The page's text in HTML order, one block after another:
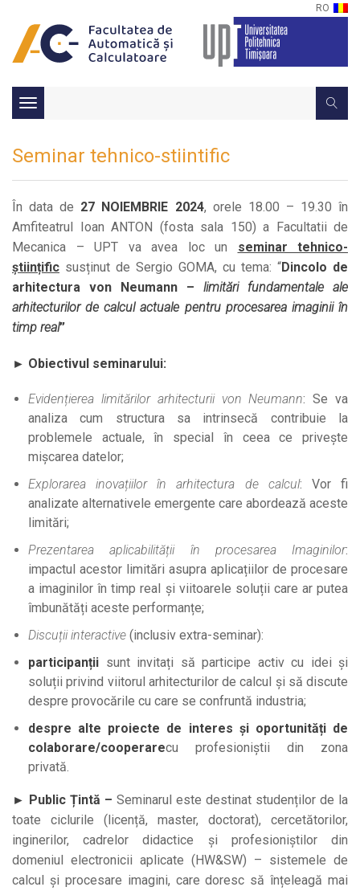
RO
Toggle
navigation
Seminar tehnico-stiintific
În data de 27 NOIEMBRIE 2024, orele 18.00 – 19.30 în
Amfiteatrul Ioan ANTON (fosta sala 150) a Facultatii de
Mecanica – UPT va avea loc un seminar tehnico-
științific susținut de Sergio GOMA, cu tema: “Dincolo de
arhitectura von Neumann – limitări fundamentale ale
arhitecturilor de calcul actuale pentru procesarea imaginii în
timp real”
► Obiectivul seminarului:
Evidențierea limitărilor arhitecturii von Neumann: Se va
analiza cum structura sa intrinsecă contribuie la
problemele actuale, în special în ceea ce privește
mișcarea datelor;
Explorarea inovațiilor în arhitectura de calcul: Vor fi
analizate alternativele emergente care abordează aceste
limitări;
Prezentarea aplicabilității în procesarea Imaginilor:
impactul acestor limitări asupra aplicațiilor de procesare
a imaginilor în timp real și viitoarele soluții care ar putea
îmbunătăți aceste performanțe;
Discuții interactive (inclusiv extra-seminar):
participanții sunt invitați să participe activ cu idei și
soluții privind viitorul arhitecturilor de calcul și să discute
despre provocările cu care se confruntă industria;
despre alte proiecte de interes și oportunități de
colaborare/cooperarecu profesioniștii din zona
privată.
► Public Țintă – Seminarul este destinat studenților de la
toate ciclurile (licență, master, doctorat), cercetătorilor,
inginerilor, cadrelor didactice și profesioniștilor din
domeniul electronicii aplicate (HW&SW) – sistemele de
calcul și procesare imagini, care doresc să înțeleagă mai